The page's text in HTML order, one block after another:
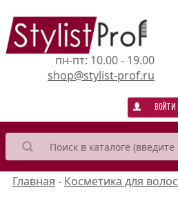
пн-пт: 10.00 - 19.00
shop@stylist-prof.ru
Войти
Главная - Косметика для волос